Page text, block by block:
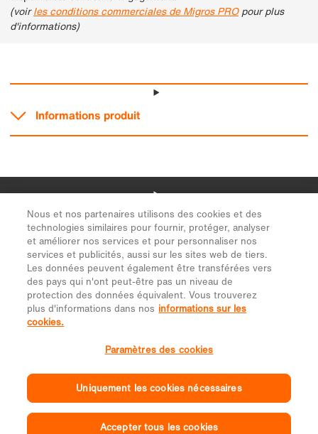
Nous et nos partenaires utilisons des cookies et des
technologies similaires pour fournir, protéger, analyser
et améliorer nos services et pour personnaliser nos
services et publicités, aussi sur les sites web de tiers.
Les données peuvent également être transférées vers
des pays qui n'ont peut-être pas un niveau de
protection des données équivalent. Vous trouverez
plus d'informations dans nos informations sur les
cookies.
Paramètres des cookies
Uniquement les cookies nécessaires
Accepter tous les cookies